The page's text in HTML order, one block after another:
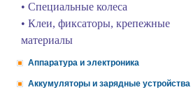
• Специальные колеса
• Клеи, фиксаторы, крепежные
материалы
Аппаратура и электроника
Аккумуляторы и зарядные устройства